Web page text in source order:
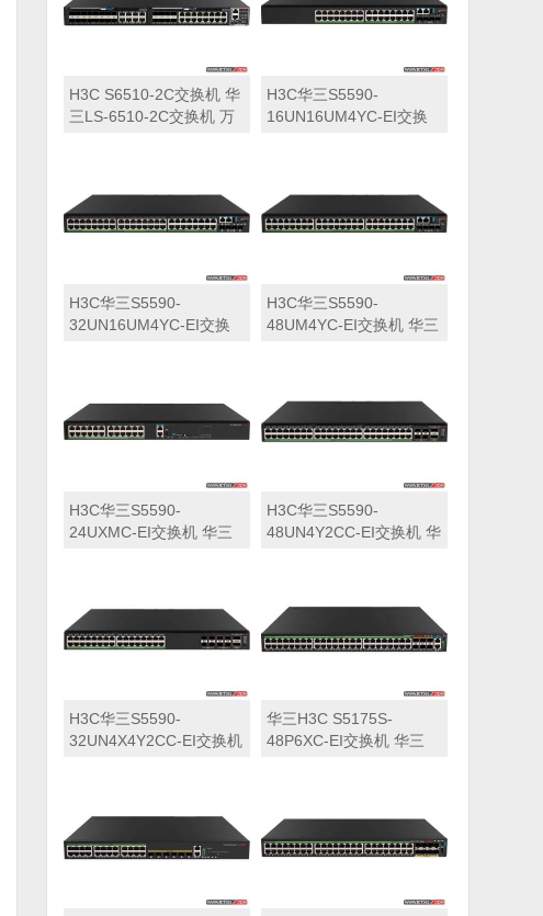
H3C S6510-2C交换机 华
三LS-6510-2C交换机 万
H3C华三S5590-
16UN16UM4YC-EI交换
H3C华三S5590-
32UN16UM4YC-EI交换
H3C华三S5590-
48UM4YC-EI交换机 华三
H3C华三S5590-
24UXMC-EI交换机 华三
H3C华三S5590-
48UN4Y2CC-EI交换机 华
H3C华三S5590-
32UN4X4Y2CC-EI交换机
华三H3C S5175S-
48P6XC-EI交换机 华三